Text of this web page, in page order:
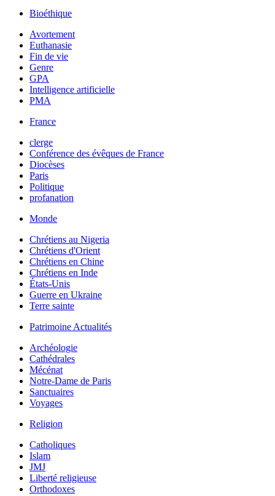
Bioéthique
Avortement
Euthanasie
Fin de vie
Genre
GPA
Intelligence artificielle
PMA
France
clerge
Conférence des évêques de France
Diocèses
Paris
Politique
profanation
Monde
Chrétiens au Nigeria
Chrétiens d'Orient
Chrétiens en Chine
Chrétiens en Inde
États-Unis
Guerre en Ukraine
Terre sainte
Patrimoine Actualités
Archéologie
Cathédrales
Mécénat
Notre-Dame de Paris
Sanctuaires
Voyages
Religion
Catholiques
Islam
JMJ
Liberté religieuse
Orthodoxes